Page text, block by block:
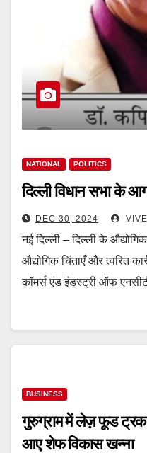
NATIONAL POLITICS
दिल्ली विधान सभा के
DEC 30, 2024
नई दिल्ली – दिल्ली के
औद्योगिक चिंताएँ और त्वरित
कॉमर्स एंड इंडस्ट्री ऑफ
BUSINESS
गुरुग्राम में लेज़ फूड
आए शेफ विकास खन्ना